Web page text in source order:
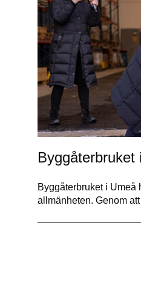
Byggåterbruket i Umeå
allmänheten. Genom